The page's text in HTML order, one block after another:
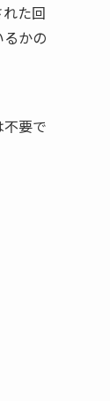
た回
かの
要で